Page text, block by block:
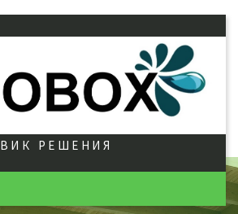
ВИК РЕШЕНИЯ